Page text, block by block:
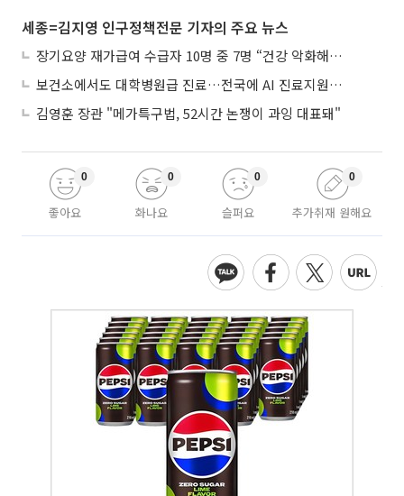
세종=김지영 인구정책전문 기자의 주요 뉴스
장기요양 재가급여 수급자 10명 중 7명 “건강 악화해도 집에서”
보건소에서도 대학병원급 진료…전국에 AI 진료지원도구 보급
김영훈 장관 "메가특구법, 52시간 논쟁이 과잉 대표돼"
좋아요
0
화나요
0
슬퍼요
0
추가취재 원해요
0